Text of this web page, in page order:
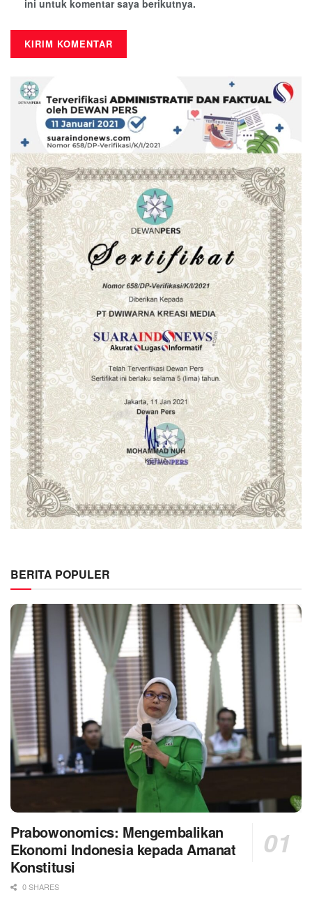
ini untuk komentar saya berikutnya.
BERITA POPULER
Prabowonomics: Mengembalikan
Ekonomi Indonesia kepada Amanat
Konstitusi
0 SHARES